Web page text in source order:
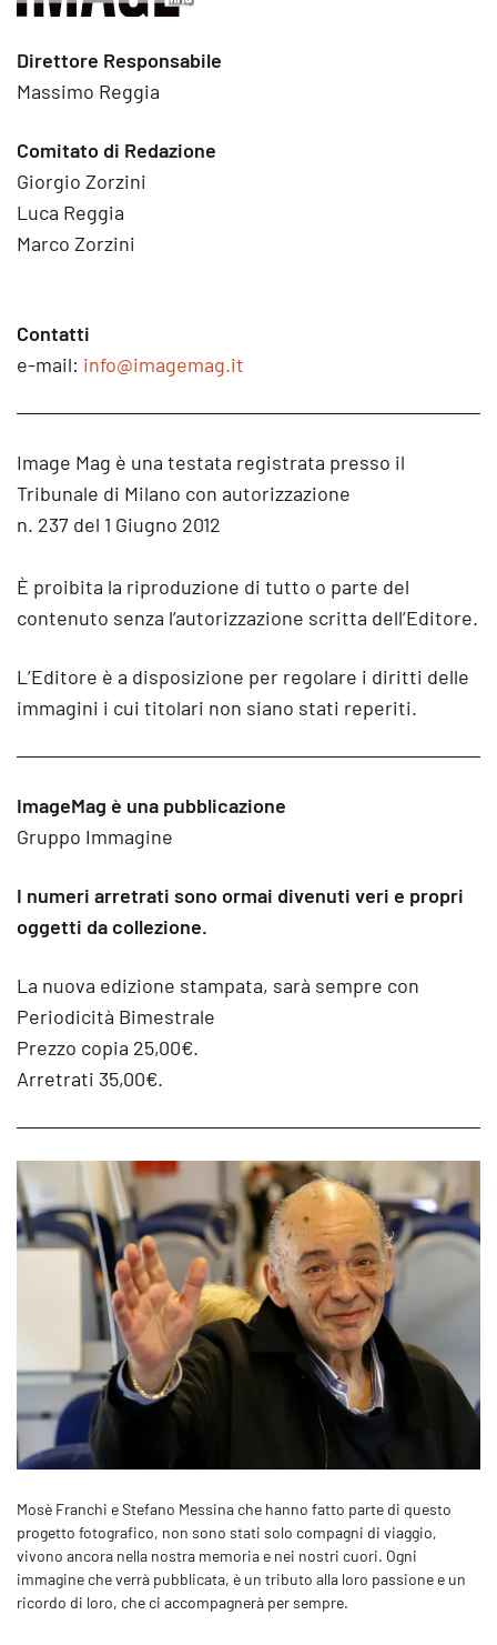
Direttore Responsabile
Massimo Reggia
Comitato di Redazione
Giorgio Zorzini
Luca Reggia
Marco Zorzini
Contatti
e-mail: info@imagemag.it
Image Mag è una testata registrata presso il
Tribunale di Milano con autorizzazione
n. 237 del 1 Giugno 2012
È proibita la riproduzione di tutto o parte del
contenuto senza l’autorizzazione scritta dell’Editore.
L’Editore è a disposizione per regolare i diritti delle
immagini i cui titolari non siano stati reperiti.
ImageMag è una pubblicazione
Gruppo Immagine
I numeri arretrati sono ormai divenuti veri e propri
oggetti da collezione.
La nuova edizione stampata, sarà sempre con
Periodicità Bimestrale
Prezzo copia 25,00€.
Arretrati 35,00€.
Mosè Franchi e Stefano Messina che hanno fatto parte di questo
progetto fotografico, non sono stati solo compagni di viaggio,
vivono ancora nella nostra memoria e nei nostri cuori. Ogni
immagine che verrà pubblicata, è un tributo alla loro passione e un
ricordo di loro, che ci accompagnerà per sempre.